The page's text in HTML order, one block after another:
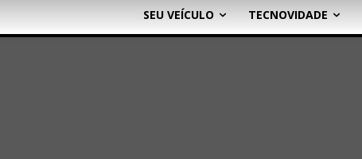
SEU VEÍCULO TECNOVIDADE